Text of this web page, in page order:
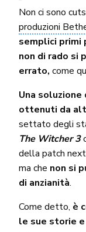
Non ci sono
produzioni
semplici primi
non di rado si
errato, come
Una
ottenuti da
settato degli
The Witcher 3
della patch
ma che non si
di anzianità.
Come detto, è
le sue storie